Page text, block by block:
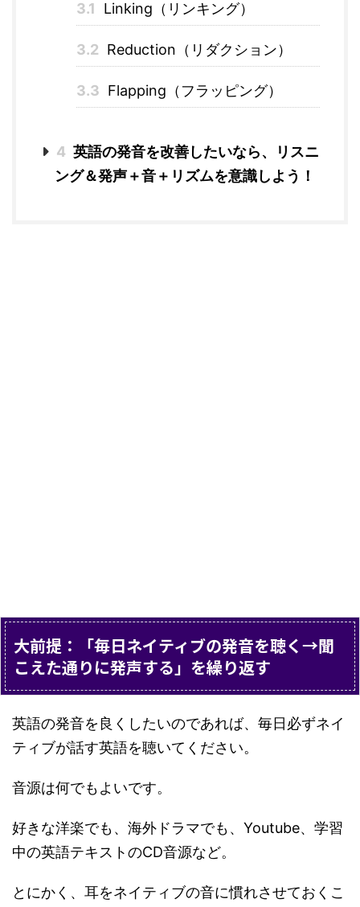
3.1 Linking（リンキング）
3.2 Reduction（リダクション）
3.3 Flapping（フラッピング）
4 英語の発音を改善したいなら、リスニ
ング＆発声＋音＋リズムを意識しよう！
大前提：「毎日ネイティブの発音を聴く→聞
こえた通りに発声する」を繰り返す
英語の発音を良くしたいのであれば、毎日必ずネイ
ティブが話す英語を聴いてください。
音源は何でもよいです。
好きな洋楽でも、海外ドラマでも、Youtube、学習
中の英語テキストのCD音源など。
とにかく、耳をネイティブの音に慣れさせておくこ